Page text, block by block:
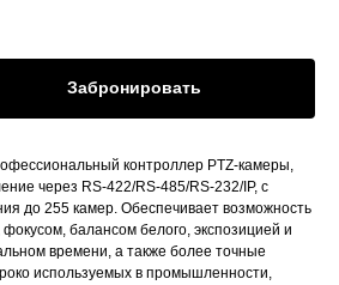
Забронировать
контроллер PTZ-камеры,
через RS-422/RS-485/RS-232/IP, с
до 255 камер. Обеспечивает возможность
балансом белого, экспозицией и
времени, а также более точные
используемых в промышленности,